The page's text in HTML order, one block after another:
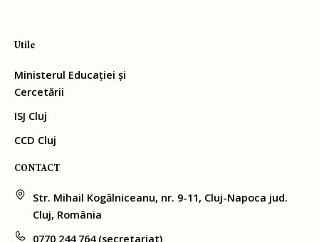
Utile
Ministerul Educației și
Cercetării
ISJ Cluj
CCD Cluj
CONTACT
Str. Mihail Kogălniceanu, nr. 9-11, Cluj-Napoca jud.
Cluj, România
0770 244 764 (secretariat)